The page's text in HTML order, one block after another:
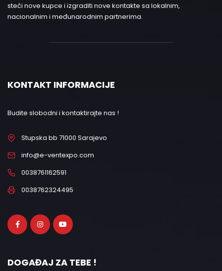
steći nove kupce i izgraditi nove kontakte sa lokalnim,
nacionalnim i međunarodnim partnerima.
KONTAKT INFORMACIJE
Budite slobodni i kontaktirajte nas !
Stupska bb 71000 Sarajevo
info@e-ventexpo.com
0038761162591
0038762324495
DOGAĐAJ ZA TEBE !